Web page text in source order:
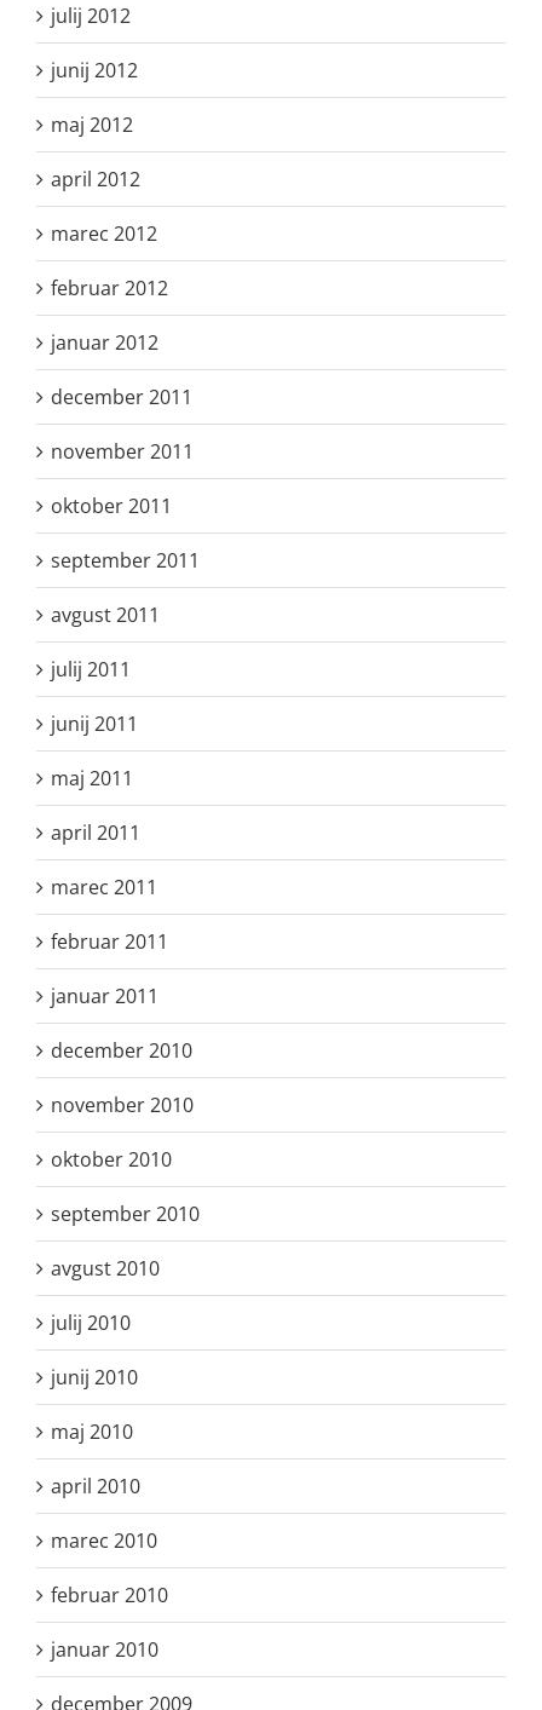
julij 2012
junij 2012
maj 2012
april 2012
marec 2012
februar 2012
januar 2012
december 2011
november 2011
oktober 2011
september 2011
avgust 2011
julij 2011
junij 2011
maj 2011
april 2011
marec 2011
februar 2011
januar 2011
december 2010
november 2010
oktober 2010
september 2010
avgust 2010
julij 2010
junij 2010
maj 2010
april 2010
marec 2010
februar 2010
januar 2010
december 2009